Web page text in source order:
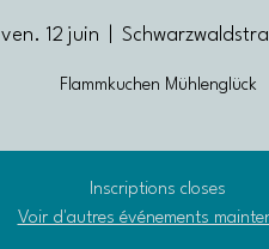
ven. 12 juin
Flammkuchen Mühlenglück
Inscriptions closes
Voir d'autres événements